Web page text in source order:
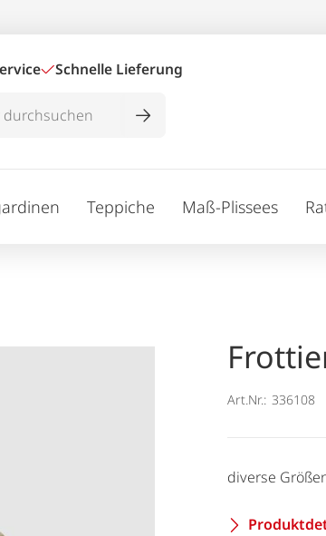
Schnelle Lieferung
Teppiche Maß-Plissees
Art.Nr.: 336108
diverse